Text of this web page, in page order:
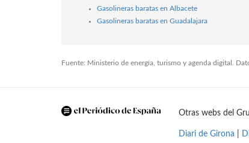
Gasolineras baratas en Albacete
Gasolineras baratas en Guadalajara
Fuente: Ministerio de energía, turismo y agenda digital.
Otras webs del
Diari de Girona